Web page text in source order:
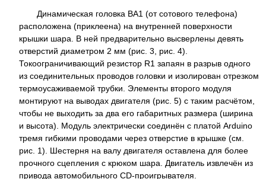
Динамическая головка BA1 (от сотового телефона)
расположена (приклеена) на внутренней поверхности
крышки шара. В ней предварительно высверлены девять
отверстий диаметром 2 мм (рис. 3, рис. 4).
Токоограничивающий резистор R1 запаян в разрыв одного
из соединительных проводов головки и изолирован отрезком
термоусаживаемой трубки. Элементы второго модуля
монтируют на выводах двигателя (рис. 5) с таким расчётом,
чтобы не выходить за два его габаритных размера (ширина
и высота). Модуль электрически соединён с платой Arduino
тремя гибкими проводами через отверстие в крышке (см.
рис. 1). Шестерня на валу двигателя оставлена для более
прочного сцепления с крюком шара. Двигатель извлечён из
привода автомобильного CD-проигрывателя.